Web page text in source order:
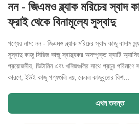
নন - জিএমও ব্ল্যাক মরিচের স্বাদ
ফ্রাই থেকে বিনামূল্যে সুস্বাদু
পণ্যের নাম: নন - জিএমও ব্ল্যাক মরিচের স্বাদ কাজু বাদাম
সুস্বাদু কাজু সিরিজ কাজু স্বাস্থ্যকর অসম্পৃক্ত ফ্যাটি
প্রয়োজনীয়, ভিটামিন এবং খনিজগুলির সাথে প্রচুর
কারণে, ইউই কাজু পণ্যগুলি নয়, কেবল কাজুবুতের বিশ...
এখন তদন্ত